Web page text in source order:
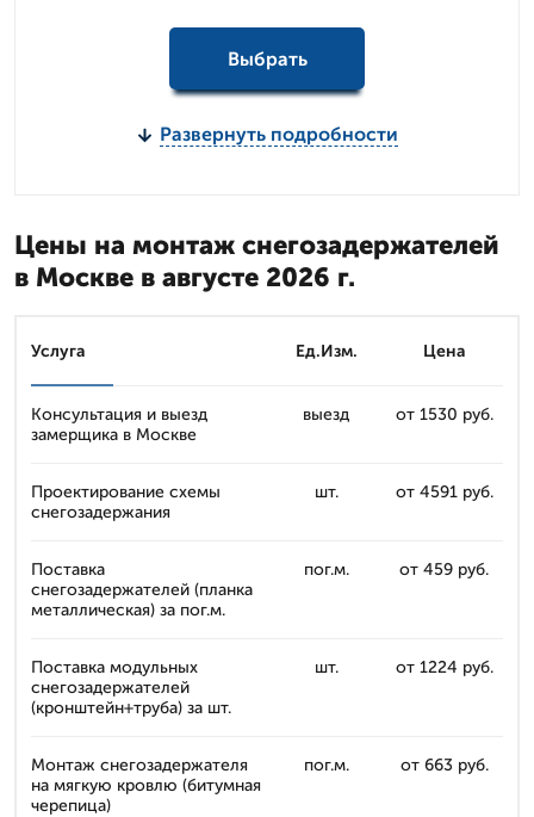
Выбрать
Развернуть подробности
Цены на монтаж снегозадержателей
в Москве в августе 2026 г.
Услуга Ед.Изм. Цена
Консультация и выезд
замерщика в Москве
выезд от 1530 руб.
Проектирование схемы
снегозадержания
шт. от 4591 руб.
Поставка
снегозадержателей (планка
металлическая) за пог.м.
пог.м. от 459 руб.
Поставка модульных
снегозадержателей
(кронштейн+труба) за шт.
шт. от 1224 руб.
Монтаж снегозадержателя
на мягкую кровлю (битумная
черепица)
пог.м. от 663 руб.